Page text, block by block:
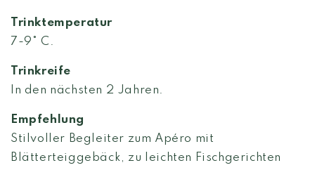
Trinktemperatur
7-9° C.
Trinkreife
In den nächsten 2 Jahren.
Empfehlung
Stilvoller Begleiter zum Apéro mit
Blätterteiggebäck, zu leichten Fischgerichten